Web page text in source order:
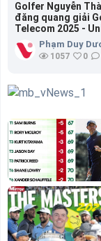
Golfer Nguyễn
đăng quang giải
Telecom 2025 -
Experience/
Nam Crowned
CMC Telecom Golf
Experience
Phạm Duy
1057 0